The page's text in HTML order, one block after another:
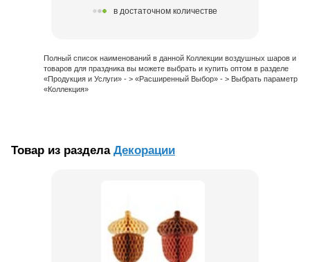
в достаточном количестве
Полный список наименований в данной Коллекции воздушных шаров и
товаров для праздника вы можете выбрать и купить оптом в разделе
«Продукция и Услуги» - > «Расширенный Выбор» - > Выбрать параметр
«Коллекция»
Товар из раздела Декорации